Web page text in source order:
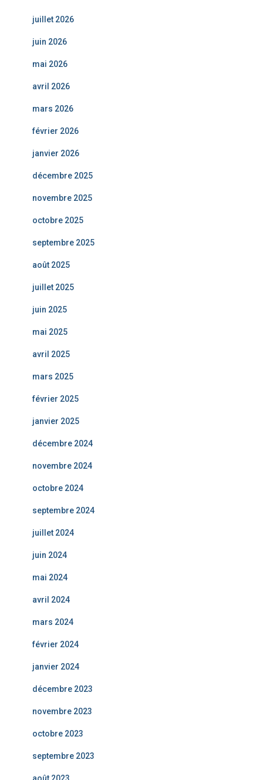
juillet 2026
juin 2026
mai 2026
avril 2026
mars 2026
février 2026
janvier 2026
décembre 2025
novembre 2025
octobre 2025
septembre 2025
août 2025
juillet 2025
juin 2025
mai 2025
avril 2025
mars 2025
février 2025
janvier 2025
décembre 2024
novembre 2024
octobre 2024
septembre 2024
juillet 2024
juin 2024
mai 2024
avril 2024
mars 2024
février 2024
janvier 2024
décembre 2023
novembre 2023
octobre 2023
septembre 2023